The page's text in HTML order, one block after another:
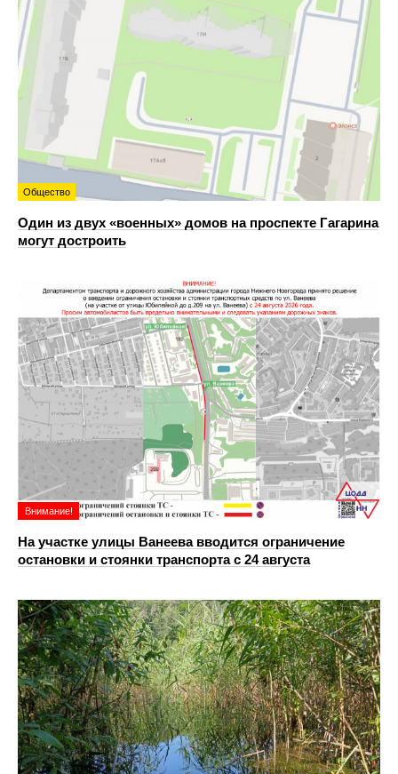
Общество
Один из двух «военных» домов на проспекте Гагарина
могут достроить
Внимание!
На участке улицы Ванеева вводится ограничение
остановки и стоянки транспорта с 24 августа